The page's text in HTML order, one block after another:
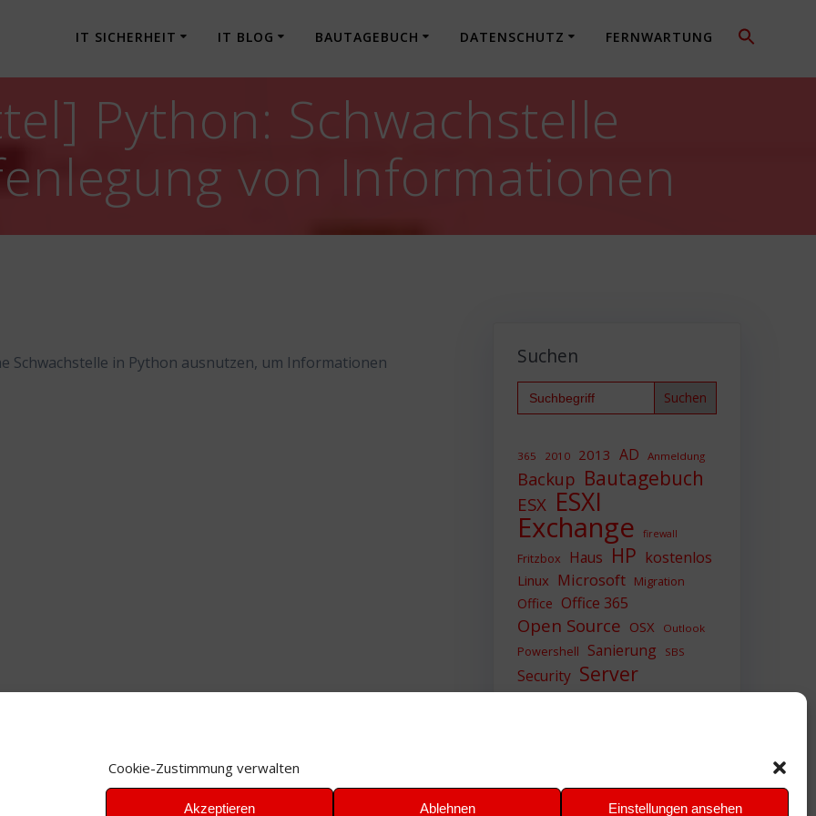
Cookie-Zustimmung verwalten
Akzeptieren Ablehnen Einstellungen ansehen
IT SICHERHEIT IT BLOG BAUTAGEBUCH DATENSCHUTZ FERNWARTUNG
Python: Schwachstelle
von Informationen
Schwachstelle in Python ausnutzen, um Informationen
Suchen
Search
for:
365 2010 2013 AD Anmeldung
Backup Bautagebuch
ESX ESXI
Exchange firewall
Fritzbox Haus HP kostenlos
Linux Microsoft Migration
Office Office 365
Open Source OSX Outlook
Powershell Sanierung SBS
Security Server
Sicherheit SIEM
VMWare VPN WAZUH